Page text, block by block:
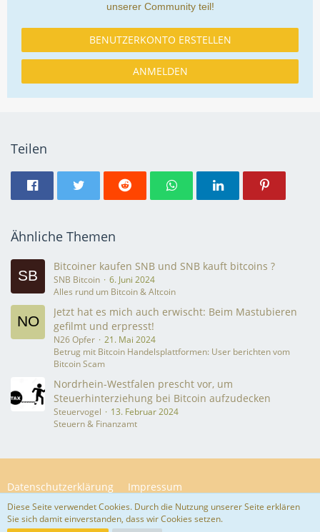
unserer Community teil!
BENUTZERKONTO ERSTELLEN
ANMELDEN
Teilen
Ähnliche Themen
Bitcoiner kaufen SNB und SNB kauft bitcoins ?
SNB Bitcoin
6. Juni 2024
Alles rund um Bitcoin & Altcoin
Jetzt hat es mich auch erwischt: Beim Mastubieren
gefilmt und erpresst!
N26 Opfer
21. Mai 2024
Betrug mit Bitcoin Handelsplattformen: User berichten vom
Bitcoin Scam
Nordrhein-Westfalen prescht vor, um
Steuerhinterziehung bei Bitcoin aufzudecken
Steuervogel
13. Februar 2024
Steuern & Finanzamt
Datenschutzerklärung Impressum
Diese Seite verwendet Cookies. Durch die Nutzung unserer Seite erklären
Sie sich damit einverstanden, dass wir Cookies setzen.